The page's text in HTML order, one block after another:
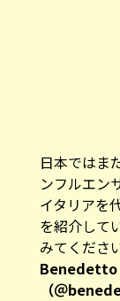
日本ではま
ンフルエン
イタリアを
を紹介して
みてくださ
Benedetto
（＠